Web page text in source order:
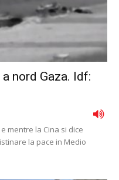
nord Gaza. Idf:
mentre la Cina si dice
la pace in Medio